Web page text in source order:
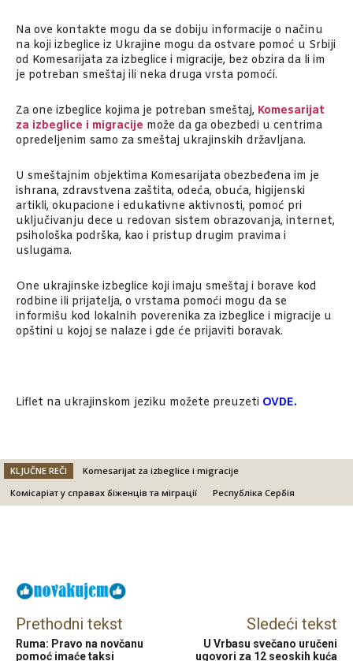
Na ove kontakte mogu da se dobiju informacije o načinu
na koji izbeglice iz Ukrajine mogu da ostvare pomoć u Srbiji
od Komesarijata za izbeglice i migracije, bez obzira da li im
je potreban smeštaj ili neka druga vrsta pomoći.
Za one izbeglice kojima je potreban smeštaj, Komesarijat
za izbeglice i migracije može da ga obezbedi u centrima
opredeljenim samo za smeštaj ukrajinskih državljana.
U smeštajnim objektima Komesarijata obezbeđena im je
ishrana, zdravstvena zaštita, odeća, obuća, higijenski
artikli, okupacione i edukativne aktivnosti, pomoć pri
uključivanju dece u redovan sistem obrazovanja, internet,
psihološka podrška, kao i pristup drugim pravima i
uslugama.
One ukrajinske izbeglice koji imaju smeštaj i borave kod
rodbine ili prijatelja, o vrstama pomoći mogu da se
informišu kod lokalnih poverenika za izbeglice i migracije u
opštini u kojoj se nalaze i gde će prijaviti boravak.
Liflet na ukrajinskom jeziku možete preuzeti OVDE.
KLJUČNE REČI
Komesarijat za izbeglice i migracije
Комісаріат у справах біженців та міграції
Республіка Сербія
Prethodni tekst
Ruma: Pravo na novčanu
pomoć imaće taksi
Sledeći tekst
U Vrbasu svečano uručeni
ugovori za 12 seoskih kuća